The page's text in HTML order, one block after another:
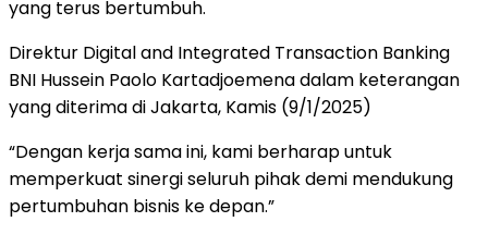
yang terus bertumbuh.
Direktur Digital and Integrated Transaction Banking
BNI Hussein Paolo Kartadjoemena dalam keterangan
yang diterima di Jakarta, Kamis (9/1/2025)
“Dengan kerja sama ini, kami berharap untuk
memperkuat sinergi seluruh pihak demi mendukung
pertumbuhan bisnis ke depan.”